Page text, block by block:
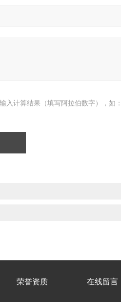
入计算结果（填写阿拉伯数字），如
荣誉资质 在线留言